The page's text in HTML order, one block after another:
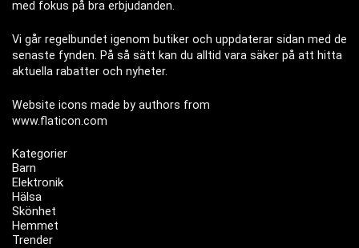
med fokus på bra erbjudanden.
Vi går regelbundet igenom butiker och uppdaterar sidan med de
senaste fynden. På så sätt kan du alltid vara säker på att hitta
aktuella rabatter och nyheter.
Website icons made by authors from
www.flaticon.com
Kategorier
Barn
Elektronik
Hälsa
Skönhet
Hemmet
Trender